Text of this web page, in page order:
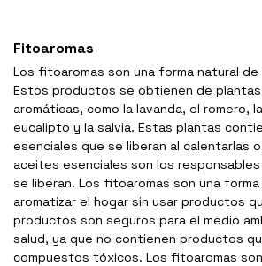
Fitoaromas
Los fitoaromas son una forma natural de
Estos productos se obtienen de plantas
aromáticas, como la lavanda, el romero,
eucalipto y la salvia. Estas plantas
esenciales que se liberan al calentarlas
aceites esenciales son los
se liberan. Los fitoaromas son una
aromatizar el hogar sin usar productos
productos son seguros para el medio
salud, ya que no contienen productos
compuestos tóxicos. Los fitoaromas